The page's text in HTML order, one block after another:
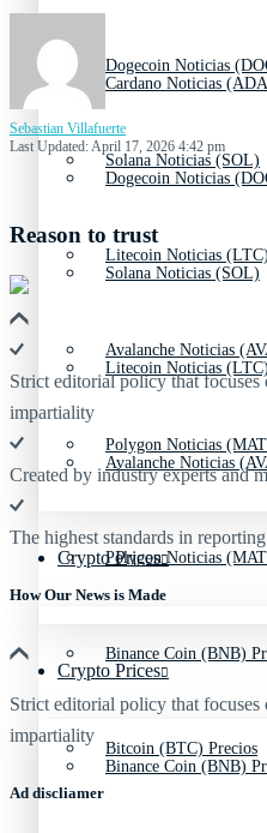
Dogecoin Noticias
Solana Noticias (SOL)
Litecoin Noticias (LTC)
Avalanche Noticias
Polygon Noticias
Crypto Prices
Binance Coin (BNB)
Bitcoin (BTC) Precios
Cardano Noticias
Dogecoin Noticias
Solana Noticias (SOL)
Litecoin Noticias (LTC)
Avalanche Noticias
Polygon Noticias
Crypto Prices
Binance Coin (BNB)
Sebastian Villafuerte
Last Updated: April 17, 2026 4:42 pm
Reason to trust
Strict editorial policy that focuses
impartiality
Created by industry experts and
The highest standards in
How Our News is Made
Strict editorial policy that focuses
impartiality
Ad discliamer